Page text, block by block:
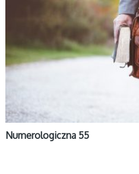
Numerologiczna 55